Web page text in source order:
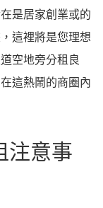
是居家創業或的
這裡將是您理想
空地旁分租良
這熱鬧的商圈內
注意事